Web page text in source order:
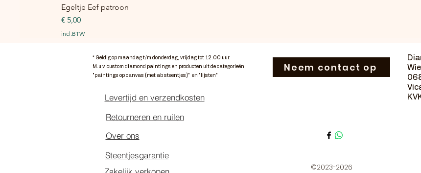
Egeltje Eef patroon
Prijs
€ 5,00
incl.BTW
* Geldig op maandag t/m donderdag, vrijdag tot 12.00 uur.
M.u.v. custom diamond paintings en producten uit de categorieën
"paintings op canvas (met ab steentjes)" en "lijsten"
Neem contact op
Levertijd en verzendkosten
Over ons
Retourneren en ruilen
Steentjesgarantie
©2023-2026